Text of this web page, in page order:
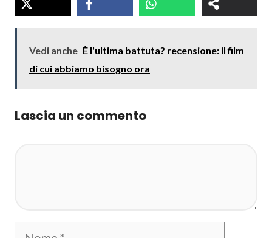
Vedi anche È l'ultima battuta? recensione: il film
di cui abbiamo bisogno ora
Lascia un commento
Nome